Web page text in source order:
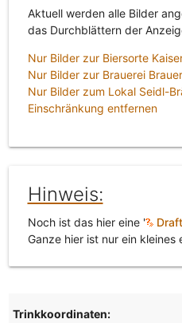
Aktuell werden alle Bilder
das Durchblättern der
Nur Bilder zur Biersorte
Nur Bilder zur Brauerei
Nur Bilder zum Lokal Seidl-
Einschränkung entfernen
Hinweis:
Noch ist das hier eine ' Draft
Ganze hier ist nur ein kleines
Trinkkoordinaten: